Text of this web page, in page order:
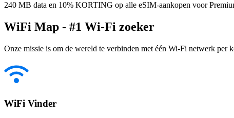
240 MB data en 10% KORTING op alle eSIM-aankopen voor
WiFi Map - #1 Wi-Fi zoeker
Onze missie is om de wereld te verbinden met één Wi-Fi netwerk
WiFi Vinder